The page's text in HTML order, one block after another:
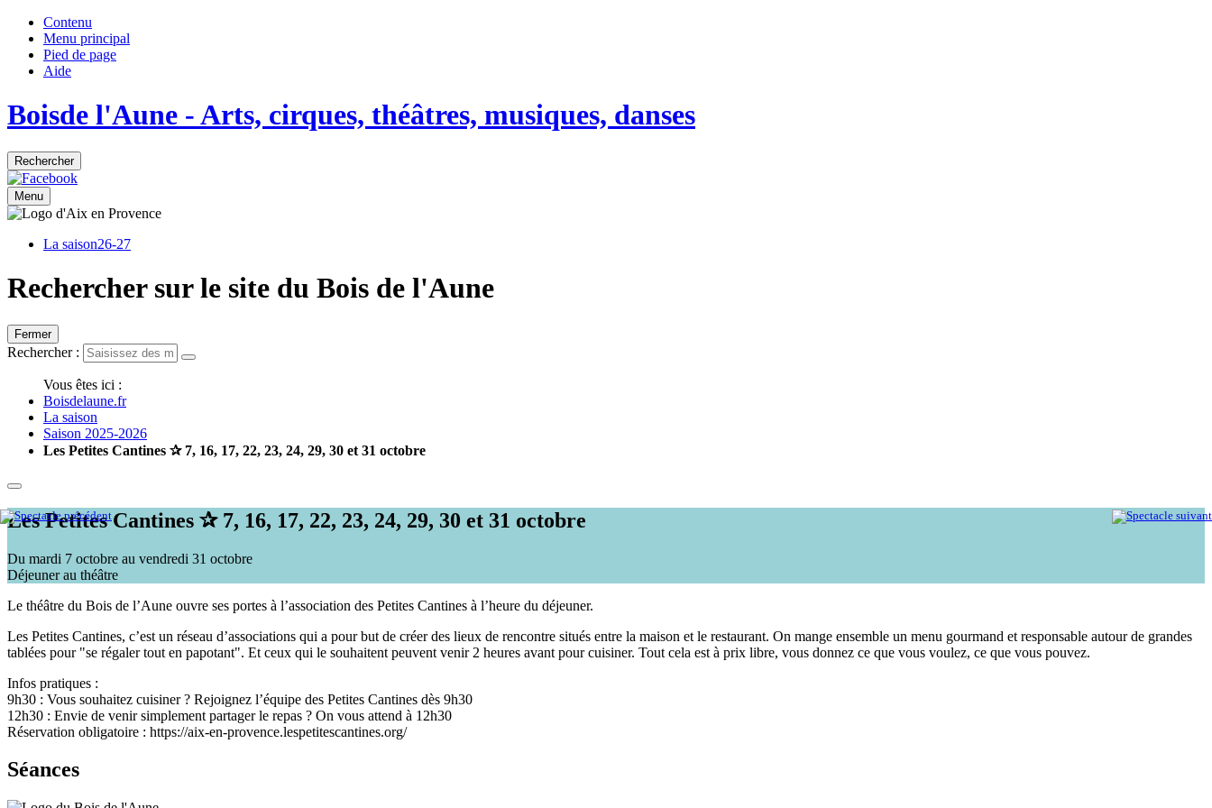
Contenu
Menu principal
Pied de page
Aide
Boisde l'Aune - Arts, cirques, théâtres, musiques, danses
Rechercher
Menu
La saison26-27
Rechercher sur le site du Bois de l'Aune
Fermer
Rechercher :
Vous êtes ici :
Boisdelaune.fr
La saison
Saison 2025-2026
Les Petites Cantines ✰ 7, 16, 17, 22, 23, 24, 29, 30 et 31 octobre
Les Petites Cantines ✰ 7, 16, 17, 22, 23, 24, 29, 30 et 31 octobre
Du mardi 7 octobre au vendredi 31 octobre
Déjeuner au théâtre
Le théâtre du Bois de l’Aune ouvre ses portes à l’association des Petites Cantines à l’heure du déjeuner.
Les Petites Cantines, c’est un réseau d’associations qui a pour but de créer des lieux de rencontre situés entre la maison et le restaurant. On mange ensemble un menu gourmand et responsable autour de grandes
tablées pour "se régaler tout en papotant". Et ceux qui le souhaitent peuvent venir 2 heures avant pour cuisiner. Tout cela est à prix libre, vous donnez ce que vous voulez, ce que vous pouvez.
Infos pratiques :
9h30 : Vous souhaitez cuisiner ? Rejoignez l’équipe des Petites Cantines dès 9h30
12h30 : Envie de venir simplement partager le repas ? On vous attend à 12h30
Réservation obligatoire : https://aix-en-provence.lespetitescantines.org/
Séances